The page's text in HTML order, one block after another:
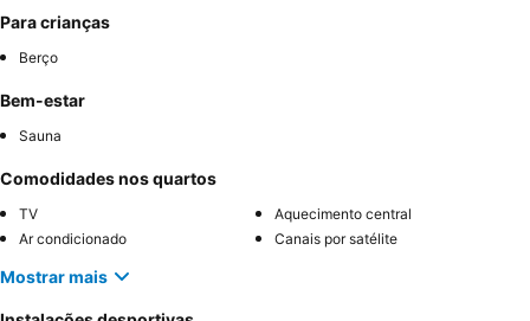
Para crianças
Berço
Bem-estar
Sauna
Comodidades nos quartos
TV
Aquecimento central
Ar condicionado
Canais por satélite
Mostrar mais